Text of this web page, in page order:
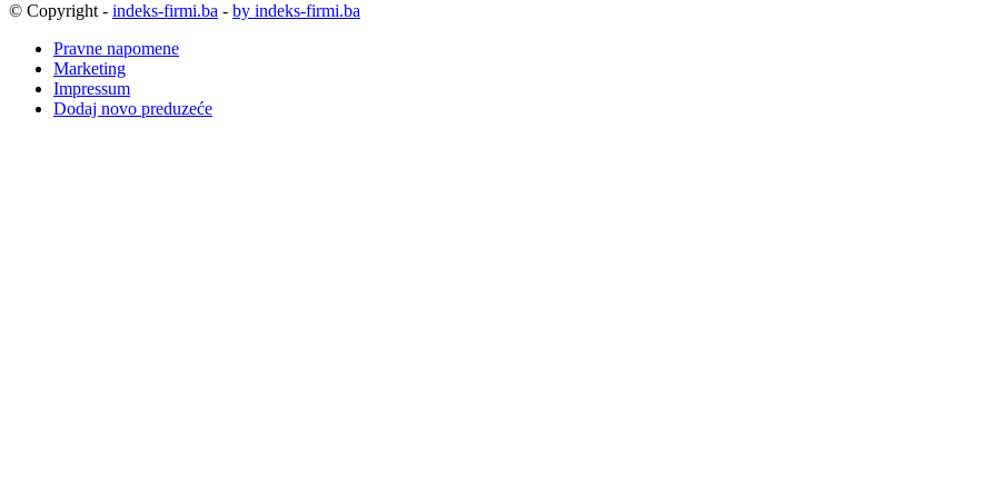
© Copyright - indeks-firmi.ba - by indeks-firmi.ba
Pravne napomene
Marketing
Impressum
Dodaj novo preduzeće